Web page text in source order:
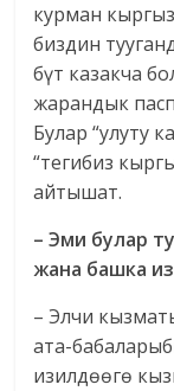
курман
биздин
бүт казакча
жарандык
Булар “улуту
“тегибиз
айтышат.
– Эми булар
жана башка
– Элчи
ата-
изилдөөгө